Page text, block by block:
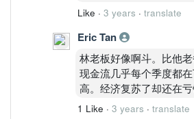
Like · 3 years · translate
Eric Tan
林老板好像啊斗。比他老
现金流几乎每个季度都
高。经济复苏了却还在亏
1 Like · 3 years · translate